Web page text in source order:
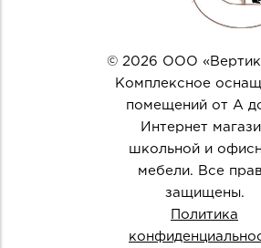
© 2026 ООО
Комплексное
помещений от А
Интернет
школьной и
мебели. Все
защищены.
Политика